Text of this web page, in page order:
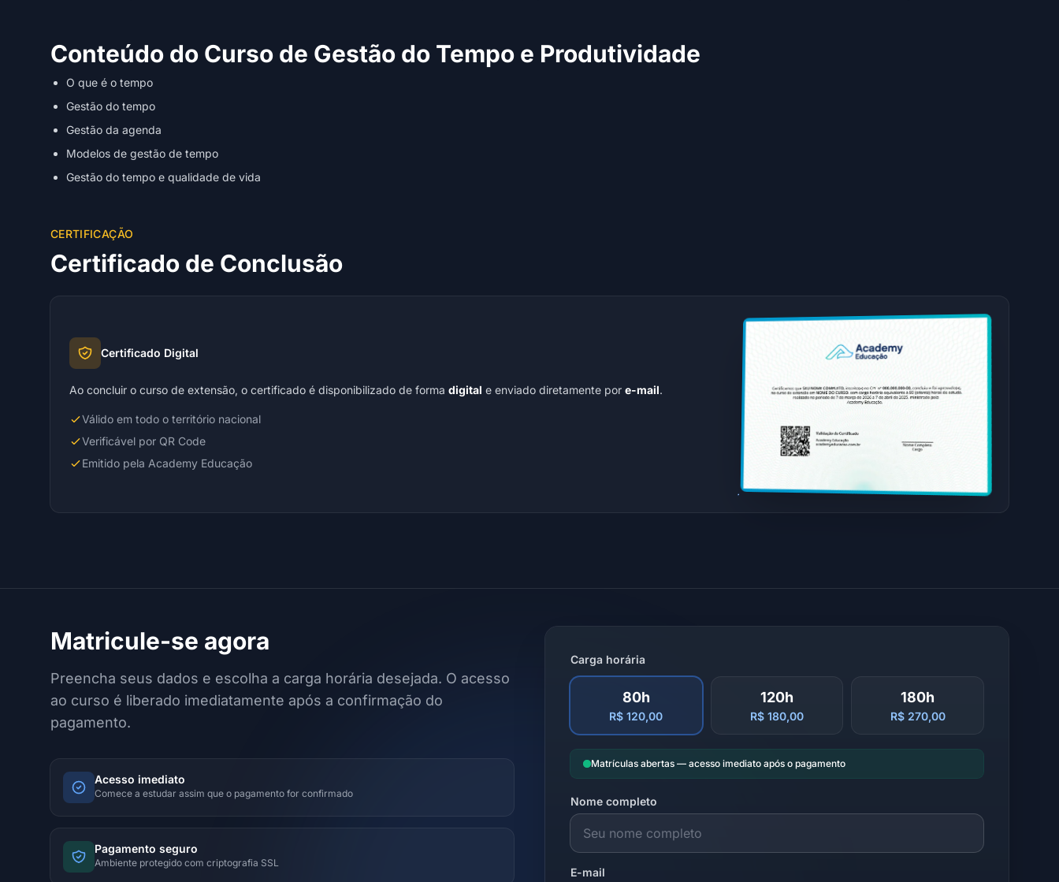
Conteúdo do Curso de Gestão do Tempo e Produtividade
O que é o tempo
Gestão do tempo
Gestão da agenda
Modelos de gestão de tempo
Gestão do tempo e qualidade de vida
CERTIFICAÇÃO
Certificado de Conclusão
Certificado Digital
Ao concluir o curso de extensão, o certificado é disponibilizado de forma digital e enviado diretamente por e-mail.
Válido em todo o território nacional
Verificável por QR Code
Emitido pela Academy Educação
Matricule-se agora
Preencha seus dados e escolha a carga horária desejada. O acesso
ao curso é liberado imediatamente após a confirmação do
pagamento.
Acesso imediato
Comece a estudar assim que o pagamento for confirmado
Pagamento seguro
Ambiente protegido com criptografia SSL
Carga horária
80h
R$ 120,00
120h
R$ 180,00
180h
R$ 270,00
Matrículas abertas — acesso imediato após o pagamento
Nome completo
E-mail